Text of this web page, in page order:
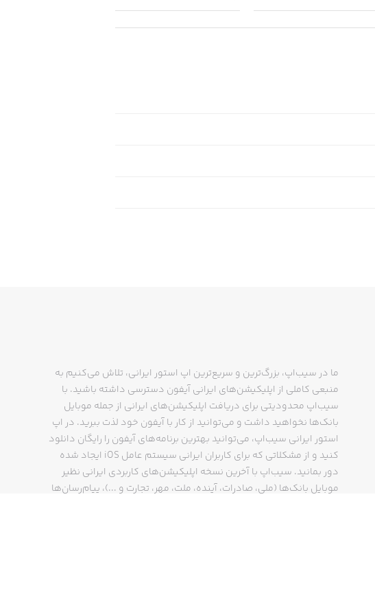
ما در سیب‌اپ، بزرگ‌ترین و سریع‌ترین اپ استور ایرانی، تلاش می‌کنیم به
منبعی کاملی از اپلیکیشن‌های ایرانی آیفون دسترسی داشته باشید. با
سیب‌اپ محدودیتی برای دریافت اپلیکیشن‌های ایرانی از جمله موبایل
بانک‌ها نخواهید داشت و می‌توانید از کار با آیفون خود لذت ببرید. در اپ
استور ایرانی سیب‌اپ، می‌توانید بهترین برنامه‌های آیفون را رایگان دانلود
کنید و از مشکلاتی که برای کاربران ایرانی سیستم عامل iOS ایجاد شده
دور بمانید. سیب‌اپ با آخرین نسخه اپلیکیشن‌های کاربردی ایرانی نظیر
موبایل بانک‌ها (ملی، صادرات، آینده، ملت، مهر، تجارت و ...)، پیام‌رسان‌ها